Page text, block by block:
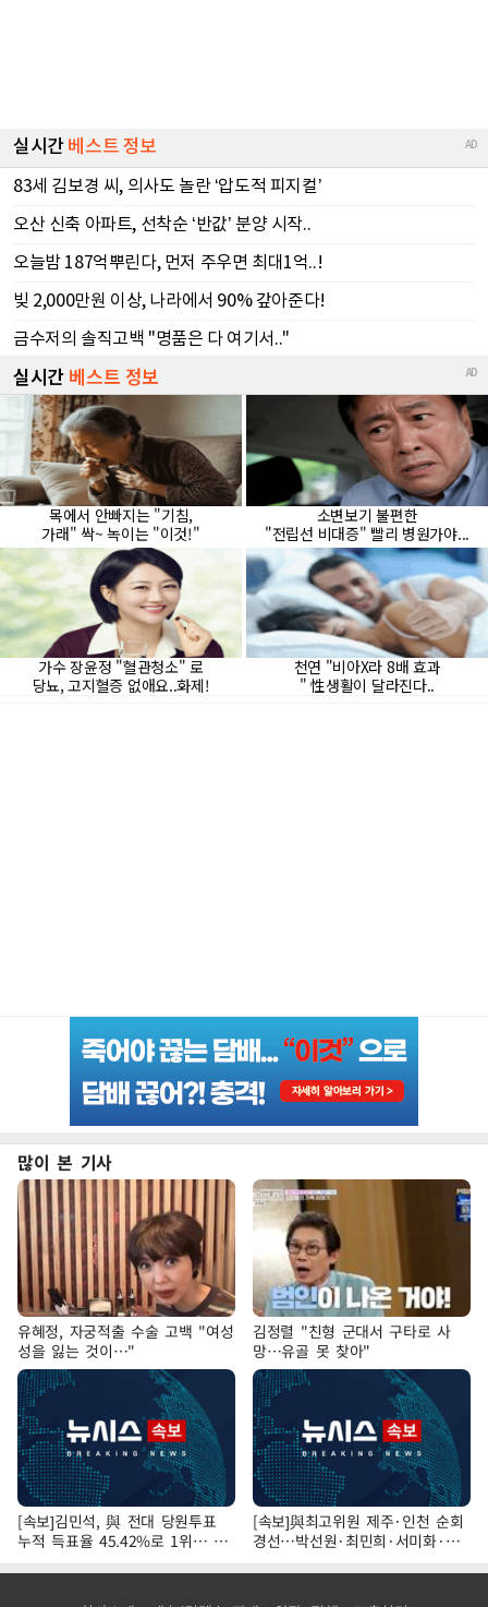
많이 본 기사
유혜정, 자궁적출 수술 고백 "여성
성을 잃는 것이…"
김정렬 "친형 군대서 구타로 사
망…유골 못 찾아"
[속보]김민석, 與 전대 당원투표
누적 득표율 45.42%로 1위… 정
청래 44.56%
[속보]與최고위원 제주·인천 순회
경선…박선원·최민희·서미화·한
민수·김용 순